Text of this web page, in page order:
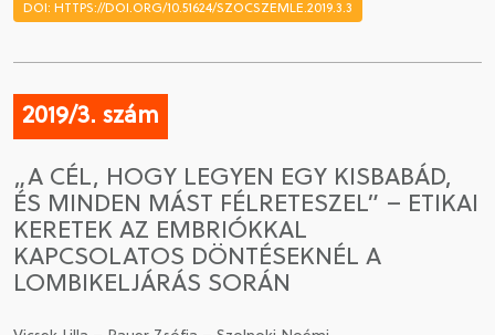
SZAKOSZTÁLYOK
DÍJAK
NYELVVÁLASZTÁS
DOI: HTTPS://DOI.ORG/10.51624/SZOCSZEMLE.2019.3.3
2019/3. szám
„A CÉL, HOGY LEGYEN EGY KISBABÁD,
ÉS MINDEN MÁST FÉLRETESZEL” – ETIKAI
KERETEK AZ EMBRIÓKKAL
KAPCSOLATOS DÖNTÉSEKNÉL A
LOMBIKELJÁRÁS SORÁN